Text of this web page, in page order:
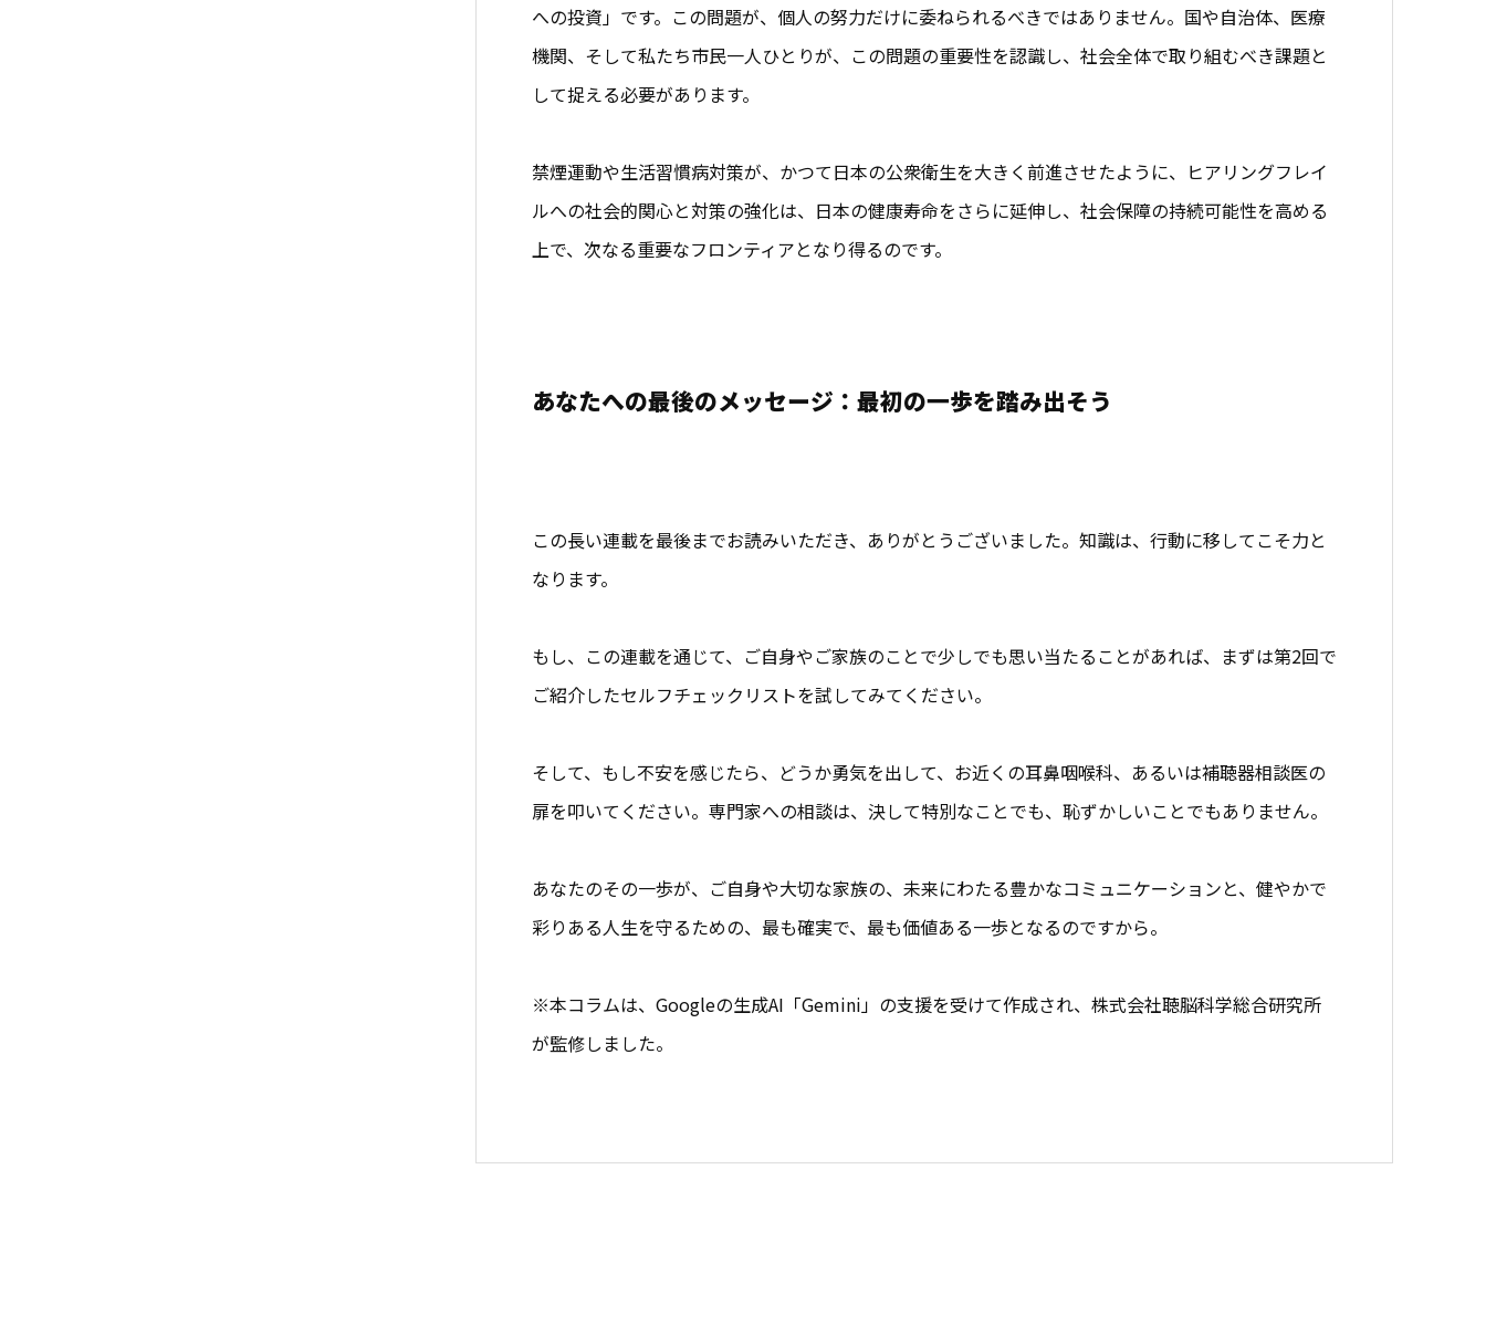
への投資」です。この問題が、個人の努力だけに委ねられるべきではありません。国や自治体、医療
機関、そして私たち市民一人ひとりが、この問題の重要性を認識し、社会全体で取り組むべき課題と
して捉える必要があります。
禁煙運動や生活習慣病対策が、かつて日本の公衆衛生を大きく前進させたように、ヒアリングフレイ
ルへの社会的関心と対策の強化は、日本の健康寿命をさらに延伸し、社会保障の持続可能性を高める
上で、次なる重要なフロンティアとなり得るのです。
あなたへの最後のメッセージ：最初の一歩を踏み出そう
この長い連載を最後までお読みいただき、ありがとうございました。知識は、行動に移してこそ力と
なります。
もし、この連載を通じて、ご自身やご家族のことで少しでも思い当たることがあれば、まずは第2回で
ご紹介したセルフチェックリストを試してみてください。
そして、もし不安を感じたら、どうか勇気を出して、お近くの耳鼻咽喉科、あるいは補聴器相談医の
扉を叩いてください。専門家への相談は、決して特別なことでも、恥ずかしいことでもありません。
あなたのその一歩が、ご自身や大切な家族の、未来にわたる豊かなコミュニケーションと、健やかで
彩りある人生を守るための、最も確実で、最も価値ある一歩となるのですから。
※本コラムは、Googleの生成AI「Gemini」の支援を受けて作成され、株式会社聴脳科学総合研究所
が監修しました。